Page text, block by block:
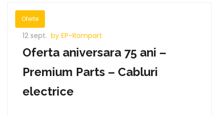
Oferte
12 sept. by EP-Rompart
Oferta aniversara 75 ani –
Premium Parts – Cabluri
electrice